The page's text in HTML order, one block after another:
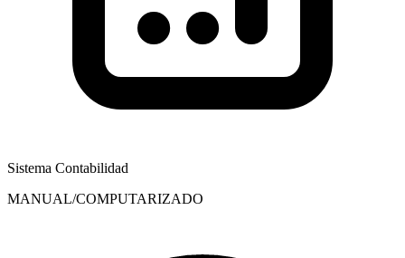
Sistema Contabilidad
MANUAL/COMPUTARIZADO